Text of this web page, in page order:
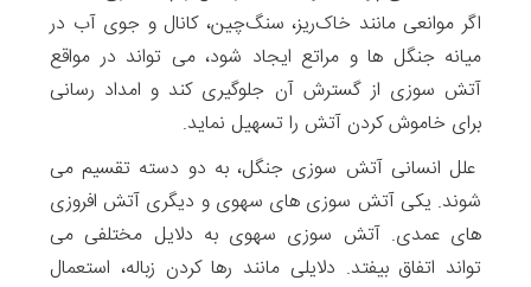
اگر موانعی مانند خاک‌ریز، سنگ‌چین، کانال و جوی آب در
میانه جنگل ها و مراتع ایجاد شود، می تواند در مواقع
آتش سوزی از گسترش آن جلوگیری کند و امداد رسانی
برای خاموش کردن آتش را تسهیل نماید.
علل انسانی آتش سوزی جنگل، به دو دسته تقسیم می
شوند. یکی آتش سوزی های سهوی و دیگری آتش افروزی
های عمدی. آتش سوزی سهوی به دلایل مختلفی می
تواند اتفاق بیفتد. دلایلی مانند رها کردن زباله، استعمال